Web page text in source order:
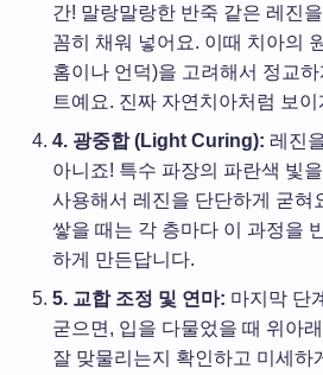
간! 말랑말랑한 반죽 같은 레진
꼼히 채워 넣어요. 이때 치아의
홈이나 언덕)을 고려해서 정교
트예요. 진짜 자연치아처럼 보이
4. 광중합 (Light Curing): 레진
아니죠! 특수 파장의 파란색 빛
사용해서 레진을 단단하게 굳혀
쌓을 때는 각 층마다 이 과정을
하게 만든답니다.
5. 교합 조정 및 연마: 마지막 단
굳으면, 입을 다물었을 때 위아
잘 맞물리는지 확인하고 미세하